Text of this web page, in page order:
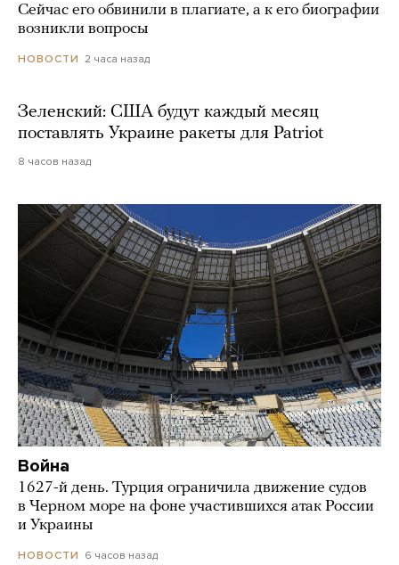
Сейчас его обвинили в плагиате, а к его биографии
возникли вопросы
НОВОСТИ 2 часа назад
Зеленский: США будут каждый месяц
поставлять Украине ракеты для Patriot
8 часов назад
Война
1627-й день. Турция ограничила движение судов
в Черном море на фоне участившихся атак России
и Украины
НОВОСТИ 6 часов назад